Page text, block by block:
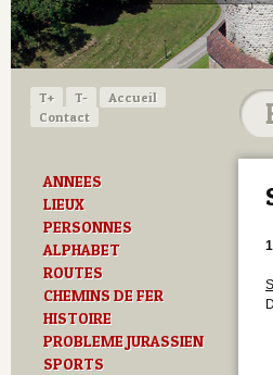
T+ T-
Accueil
Contact
ANNEES
LIEUX
PERSONNES
ALPHABET
ROUTES
CHEMINS DE FER
HISTOIRE
PROBLEME JURASSIEN
SPORTS